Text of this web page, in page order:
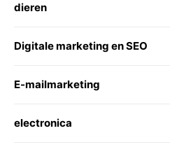
dieren
Digitale marketing en SEO
E-mailmarketing
electronica